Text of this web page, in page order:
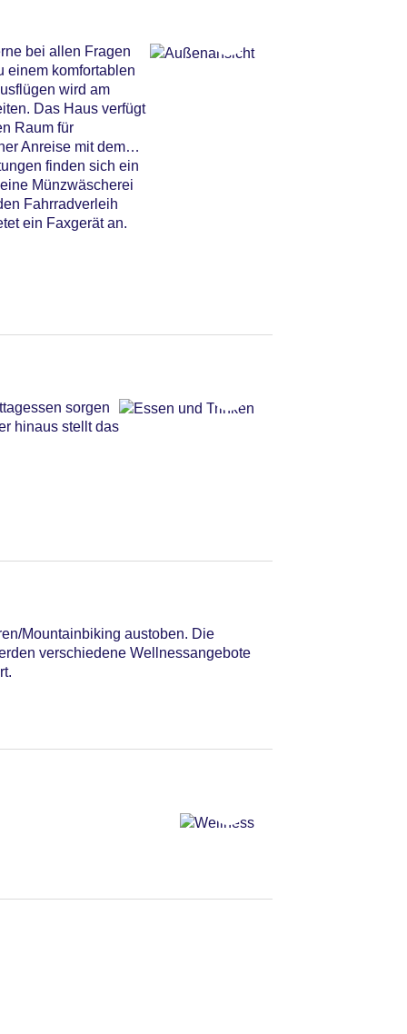
bei allen Fragen
einem komfortablen
wird am
Das Haus verfügt
Raum für
Anreise mit dem
finden sich ein
Münzwäscherei
Fahrradverleih
ein Faxgerät an.
sorgen
hinaus stellt das
Mountainbiking austoben. Die
verschiedene Wellnessangebote